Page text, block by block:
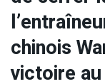
chinois
victoire